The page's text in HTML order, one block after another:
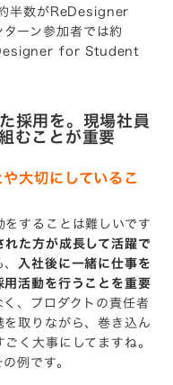
半数がReDesigner
ーン参加者では約
for Student
採用を。現場社員
むことが重要
大切にしているこ
することは難しいです
れた方が成長して活躍で
、入社後に一緒に仕事を
活動を行うことを重要
、プロダクトの責任者
取りながら、巻き込ん
く大事にしてますね。
例です。